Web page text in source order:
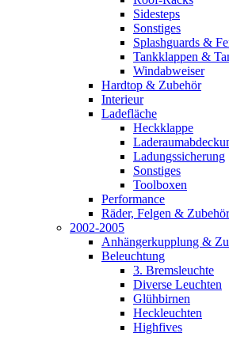
Sidesteps
Sonstiges
Splashguards &
Tankklappen &
Windabweiser
Hardtop & Zubehör
Interieur
Ladefläche
Heckklappe
Ladungssicherung
Sonstiges
Toolboxen
Performance
Räder, Felgen & Zubehör
2002-2005
Anhängerkupplung &
Beleuchtung
3. Bremsleuchte
Diverse Leuchten
Glühbirnen
Heckleuchten
Highfives